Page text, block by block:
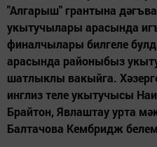
"Алгарыш" грантына дәгъва
укытучылары арасында
финалчылары билгеле
арасында районыбыз
шатлык­лы вакыйга.
инглиз теле укытучысы
Брайтон, Явлаштау урта
Балтачова Кемб­ридж